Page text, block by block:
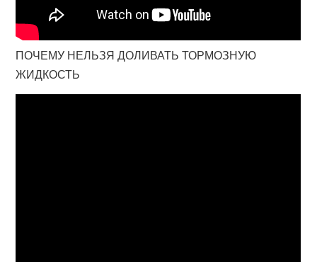
ПОЧЕМУ НЕЛЬЗЯ ДОЛИВАТЬ ТОРМОЗНУЮ
ЖИДКОСТЬ